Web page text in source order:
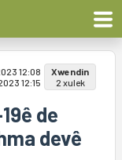
12:08
12:15
Xwendin
2 xulek
de
devê